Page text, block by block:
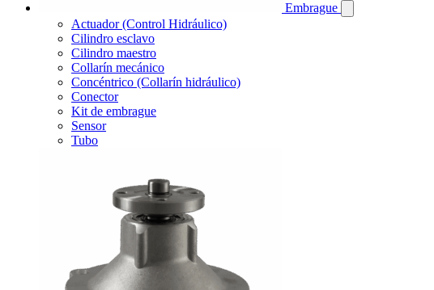
Embrague
Actuador (Control Hidráulico)
Cilindro esclavo
Cilindro maestro
Collarín mecánico
Concéntrico (Collarín hidráulico)
Conector
Kit de embrague
Sensor
Tubo